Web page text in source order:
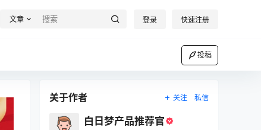
文章 登录 快速注册
投稿
关于作者 关注 私信
白日梦产品推荐官